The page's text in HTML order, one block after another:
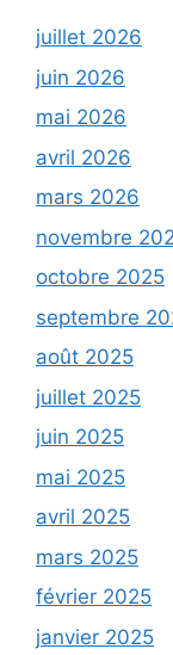
juillet 2026
juin 2026
mai 2026
avril 2026
mars 2026
novembre
octobre 2025
septembre
août 2025
juillet 2025
juin 2025
mai 2025
avril 2025
mars 2025
février 2025
janvier 2025